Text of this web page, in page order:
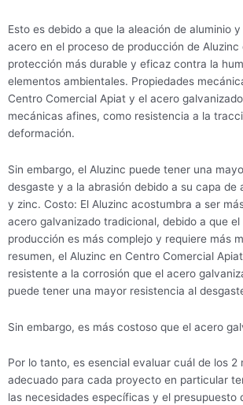
Esto es debido a que la aleación de aluminio
acero en el proceso de producción de Aluzinc
protección más durable y eficaz contra la
elementos ambientales. Propiedades
Centro Comercial Apiat y el acero
mecánicas afines, como resistencia a la
deformación.
Sin embargo, el Aluzinc puede tener una
desgaste y a la abrasión debido a su capa de
y zinc. Costo: El Aluzinc acostumbra a ser
acero galvanizado tradicional, debido a que
producción es más complejo y requiere más
resumen, el Aluzinc en Centro Comercial
resistente a la corrosión que el acero
puede tener una mayor resistencia al
Sin embargo, es más costoso que el acero
Por lo tanto, es esencial evaluar cuál de los 2
adecuado para cada proyecto en particular
las necesidades específicas y el presupuesto